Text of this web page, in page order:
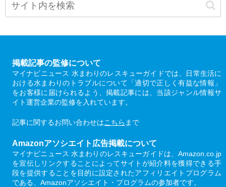
掲載記事の監修について
マイナビニュース 水まわりのレスキューガイドでは、日常生活に
おける水まわりのトラブルについて「適切で正しく有益な情報」
をお客様に届けられるよう、掲載記事には、当該ジャンル情報サ
イト運営企業の監修を入れています。
記事に関するお問い合わせはこちら まで
Amazonアソシエイト広告掲載について
マイナビニュース 水まわりのレスキューガイドは、Amazon.co.jp
を宣伝しリンクすることによってサイトが紹介料を獲得できる手
段を提供することを目的に設定されたアフィリエイトプログラム
である、Amazonアソシエイト・プログラムの参加者です。